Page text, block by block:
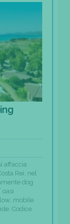
affaccia
Rei, nel
dog
oasi
mobile
Codice